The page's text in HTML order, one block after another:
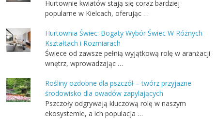
Hurtownie kwiatów stają się coraz bardziej
popularne w Kielcach, oferując …
Hurtownia Świec: Bogaty Wybór Świec W Różnych
Kształtach i Rozmiarach
Świece od zawsze pełnią wyjątkową rolę w aranżacji
wnętrz, wprowadzając …
Rośliny ozdobne dla pszczół – twórz przyjazne
środowisko dla owadów zapylających
Pszczoły odgrywają kluczową rolę w naszym
ekosystemie, a ich populacja …